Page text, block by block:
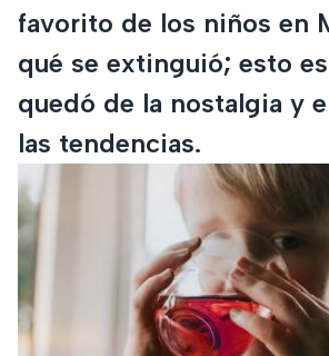
favorito de los niños en
qué se extinguió; esto
quedó de la nostalgia y
las tendencias.